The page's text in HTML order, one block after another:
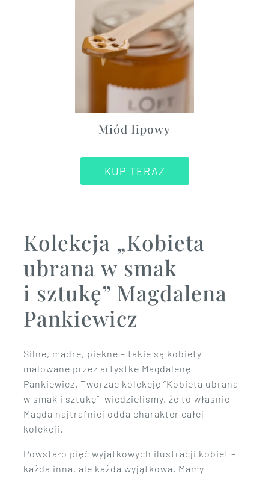
Miód lipowy
KUP TERAZ
Kolekcja „Kobieta
ubrana w smak
i sztukę” Magdalena
Pankiewicz
Silne, mądre, piękne – takie są kobiety
malowane przez artystkę Magdalenę
Pankiewicz. Tworząc kolekcję “Kobieta ubrana
w smak i sztukę” wiedzieliśmy, że to właśnie
Magda najtrafniej odda charakter całej
kolekcji.
Powstało pięć wyjątkowych ilustracji kobiet –
każda inna, ale każda wyjątkowa. Mamy